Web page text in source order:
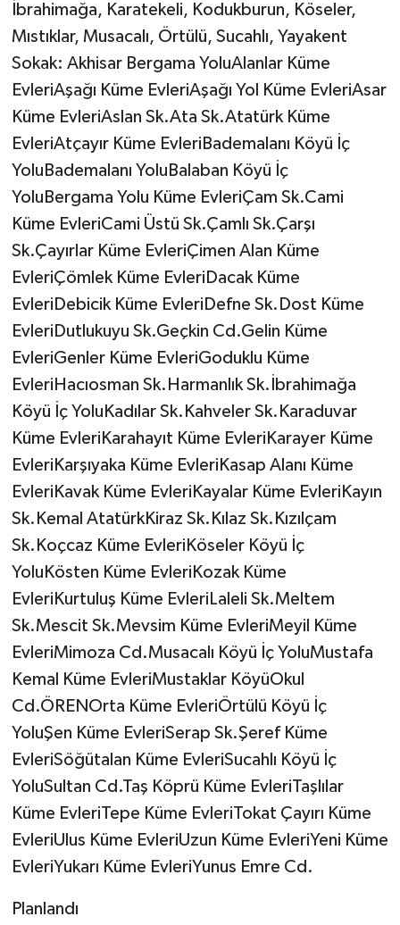
İbrahimağa, Karatekeli, Kodukburun, Köseler,
Mıstıklar, Musacalı, Örtülü, Sucahlı, Yayakent
Sokak: Akhisar Bergama YoluAlanlar Küme
EvleriAşağı Küme EvleriAşağı Yol Küme EvleriAsar
Küme EvleriAslan Sk.Ata Sk.Atatürk Küme
EvleriAtçayır Küme EvleriBademalanı Köyü İç
YoluBademalanı YoluBalaban Köyü İç
YoluBergama Yolu Küme EvleriÇam Sk.Cami
Küme EvleriCami Üstü Sk.Çamlı Sk.Çarşı
Sk.Çayırlar Küme EvleriÇimen Alan Küme
EvleriÇömlek Küme EvleriDacak Küme
EvleriDebicik Küme EvleriDefne Sk.Dost Küme
EvleriDutlukuyu Sk.Geçkin Cd.Gelin Küme
EvleriGenler Küme EvleriGoduklu Küme
EvleriHacıosman Sk.Harmanlık Sk.İbrahimağa
Köyü İç YoluKadılar Sk.Kahveler Sk.Karaduvar
Küme EvleriKarahayıt Küme EvleriKarayer Küme
EvleriKarşıyaka Küme EvleriKasap Alanı Küme
EvleriKavak Küme EvleriKayalar Küme EvleriKayın
Sk.Kemal AtatürkKiraz Sk.Kılaz Sk.Kızılçam
Sk.Koçcaz Küme EvleriKöseler Köyü İç
YoluKösten Küme EvleriKozak Küme
EvleriKurtuluş Küme EvleriLaleli Sk.Meltem
Sk.Mescit Sk.Mevsim Küme EvleriMeyil Küme
EvleriMimoza Cd.Musacalı Köyü İç YoluMustafa
Kemal Küme EvleriMustaklar KöyüOkul
Cd.ÖRENOrta Küme EvleriÖrtülü Köyü İç
YoluŞen Küme EvleriSerap Sk.Şeref Küme
EvleriSöğütalan Küme EvleriSucahlı Köyü İç
YoluSultan Cd.Taş Köprü Küme EvleriTaşlılar
Küme EvleriTepe Küme EvleriTokat Çayırı Küme
EvleriUlus Küme EvleriUzun Küme EvleriYeni Küme
EvleriYukarı Küme EvleriYunus Emre Cd.
Planlandı